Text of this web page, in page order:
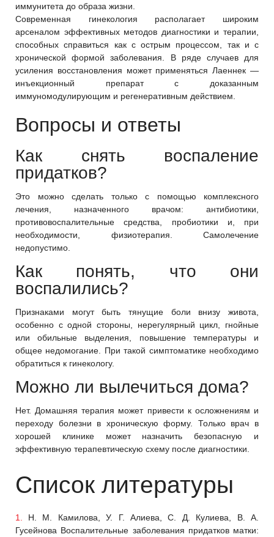
иммунитета до образа жизни.
Современная гинекология располагает широким
арсеналом эффективных методов диагностики и терапии,
способных справиться как с острым процессом, так и с
хронической формой заболевания. В ряде случаев для
усиления восстановления может применяться Лаеннек —
инъекционный препарат с доказанным
иммуномодулирующим и регенеративным действием.
Вопросы и ответы
Как снять воспаление
придатков?
Это можно сделать только с помощью комплексного
лечения, назначенного врачом: антибиотики,
противовоспалительные средства, пробиотики и, при
необходимости, физиотерапия. Самолечение
недопустимо.
Как понять, что они
воспалились?
Признаками могут быть тянущие боли внизу живота,
особенно с одной стороны, нерегулярный цикл, гнойные
или обильные выделения, повышение температуры и
общее недомогание. При такой симптоматике необходимо
обратиться к гинекологу.
Можно ли вылечиться дома?
Нет. Домашняя терапия может привести к осложнениям и
переходу болезни в хроническую форму. Только врач в
хорошей клинике может назначить безопасную и
эффективную терапевтическую схему после диагностики.
Список литературы
Н. М. Камилова, У. Г. Алиева, С. Д. Кулиева, В. А.
Гусейнова Воспалительные заболевания придатков матки: